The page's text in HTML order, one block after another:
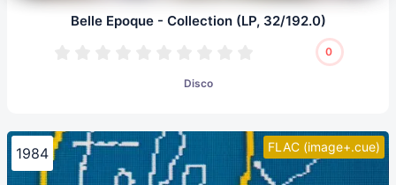
Belle Epoque - Collection (LP, 32/192.0)
0
Disco
FLAC (image+.cue)
1984